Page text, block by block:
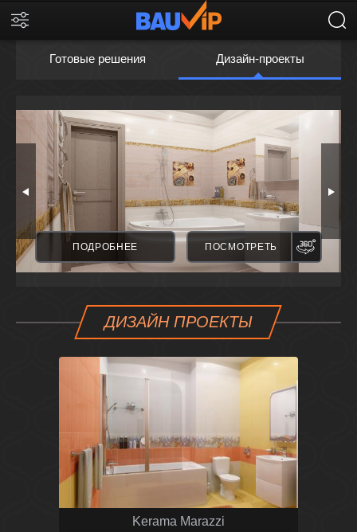
Готовые решения Дизайн-проекты
ПОДРОБНЕЕ ПОСМОТРЕТЬ
ДИЗАЙН ПРОЕКТЫ
Kerama Marazzi